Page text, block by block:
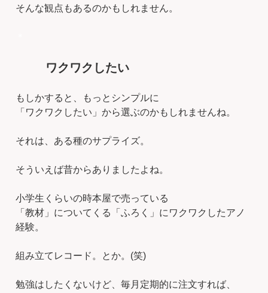
そんな観点もあるのかもしれません。
ワクワクしたい
もしかすると、もっとシンプルに
「ワクワクしたい」から選ぶのかもしれませんね。
それは、ある種のサプライズ。
そういえば昔からありましたよね。
小学生くらいの時本屋で売っている
「教材」についてくる「ふろく」にワクワクしたアノ
経験。
組み立てレコード。とか。(笑)
勉強はしたくないけど、毎月定期的に注文すれば、